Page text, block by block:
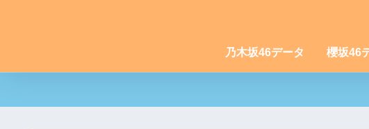
乃木坂46データ 櫻坂46